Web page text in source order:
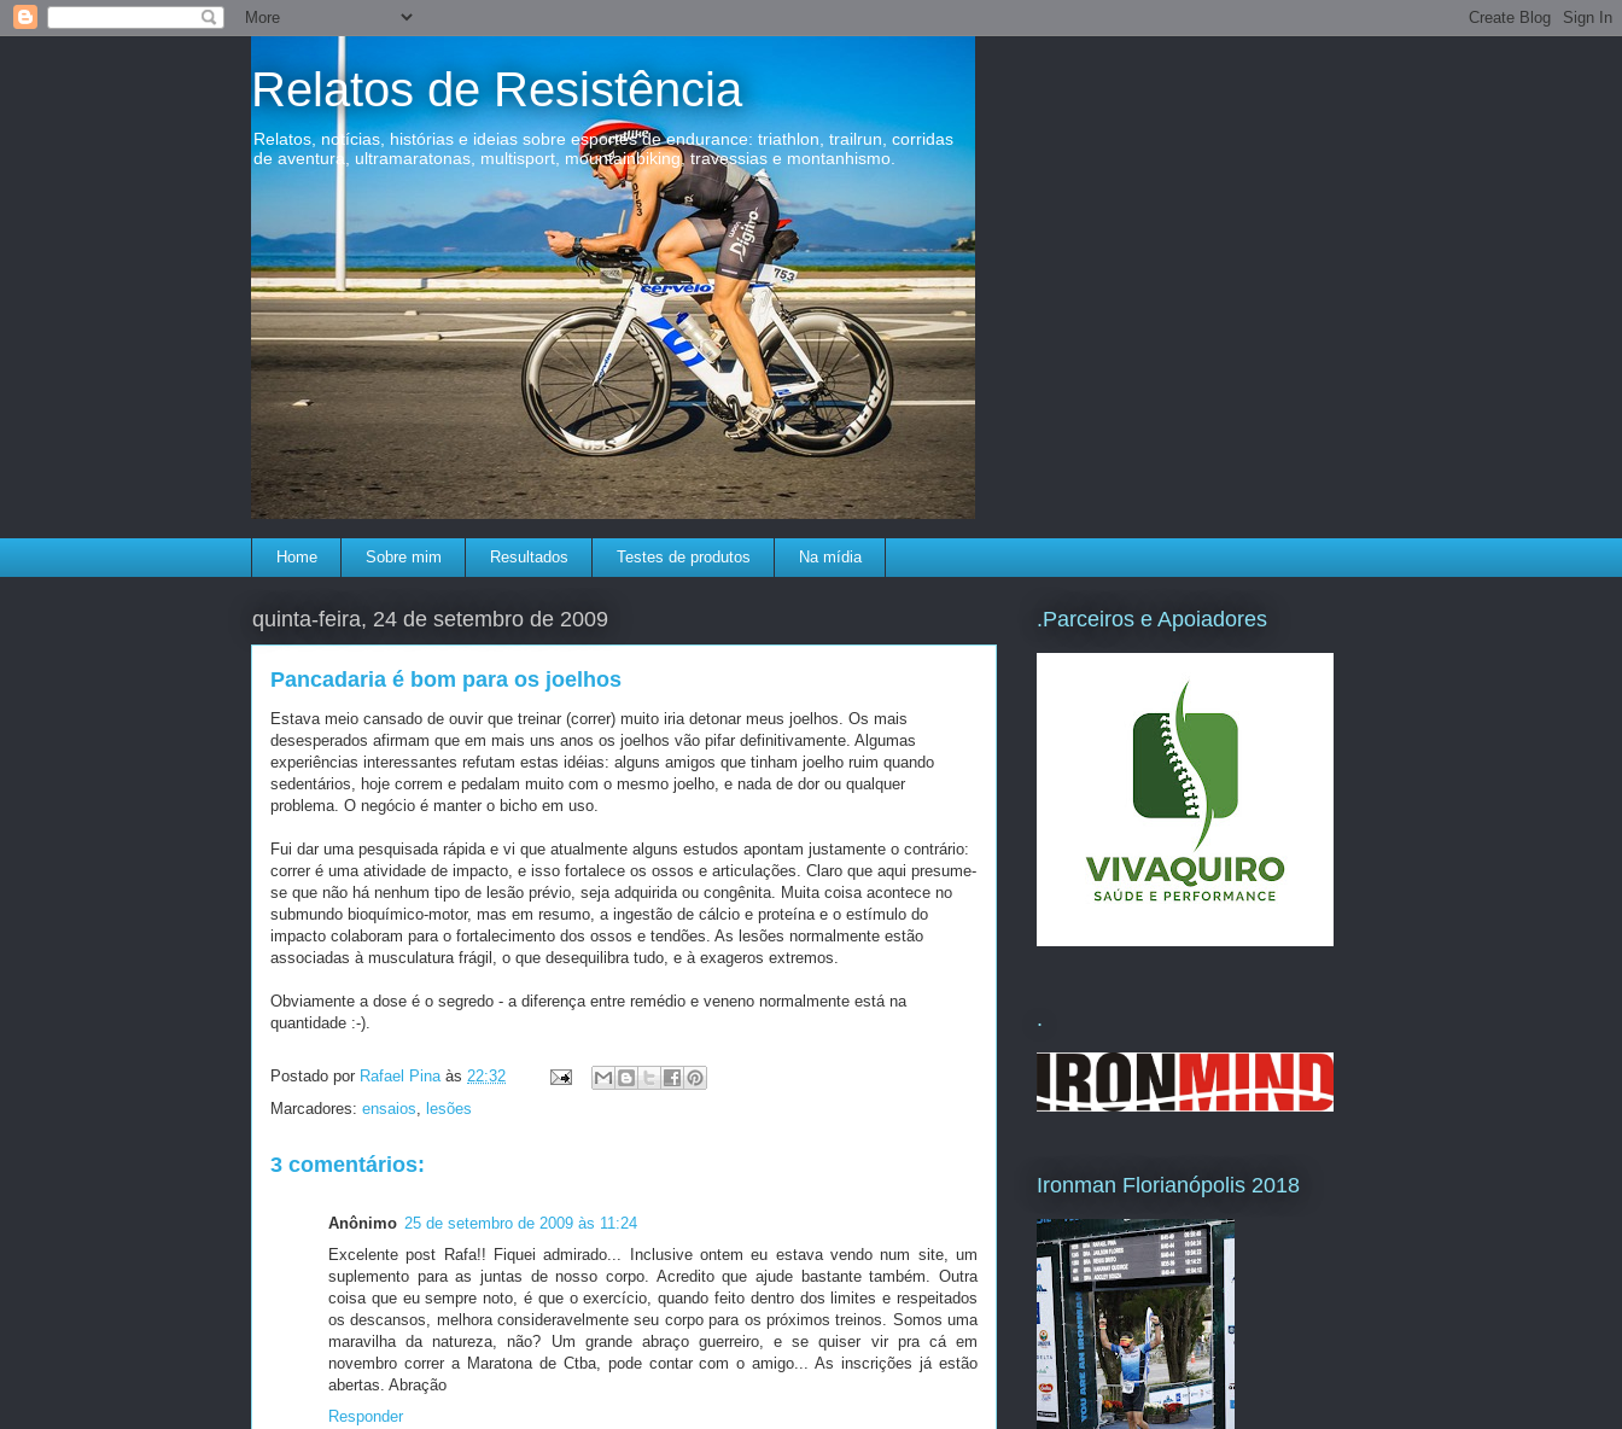
Relatos de Resistência
Relatos, notícias, histórias e ideias sobre esportes de endurance: triathlon, trailrun, corridas
de aventura, ultramaratonas, multisport, mountainbiking, travessias e montanhismo.
Home Sobre mim Resultados Testes de produtos Na mídia
quinta-feira, 24 de setembro de 2009
Pancadaria é bom para os joelhos
Estava meio cansado de ouvir que treinar (correr) muito iria detonar meus joelhos. Os mais
desesperados afirmam que em mais uns anos os joelhos vão pifar definitivamente. Algumas
experiências interessantes refutam estas idéias: alguns amigos que tinham joelho ruim quando
sedentários, hoje correm e pedalam muito com o mesmo joelho, e nada de dor ou qualquer
problema. O negócio é manter o bicho em uso.
Fui dar uma pesquisada rápida e vi que atualmente alguns estudos apontam justamente o contrário:
correr é uma atividade de impacto, e isso fortalece os ossos e articulações. Claro que aqui presume-
se que não há nenhum tipo de lesão prévio, seja adquirida ou congênita. Muita coisa acontece no
submundo bioquímico-motor, mas em resumo, a ingestão de cálcio e proteína e o estímulo do
impacto colaboram para o fortalecimento dos ossos e tendões. As lesões normalmente estão
associadas à musculatura frágil, o que desequilibra tudo, e à exageros extremos.
Obviamente a dose é o segredo - a diferença entre remédio e veneno normalmente está na
quantidade :-).
Postado por Rafael Pina às 22:32
Marcadores: ensaios lesões
3 comentários:
Anônimo 25 de setembro de 2009 às 11:24
Excelente post Rafa!! Fiquei admirado... Inclusive ontem eu estava vendo num site, um
suplemento para as juntas de nosso corpo. Acredito que ajude bastante também. Outra
coisa que eu sempre noto, é que o exercício, quando feito dentro dos limites e respeitados
os descansos, melhora consideravelmente seu corpo para os próximos treinos. Somos uma
maravilha da natureza, não? Um grande abraço guerreiro, e se quiser vir pra cá em
novembro correr a Maratona de Ctba, pode contar com o amigo... As inscrições já estão
abertas. Abração
Responder
.Parceiros e Apoiadores
.
Ironman Florianópolis 2018